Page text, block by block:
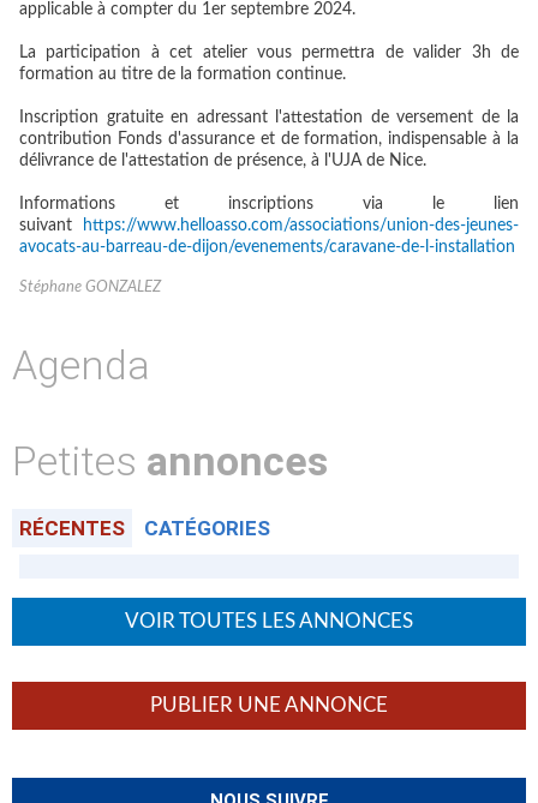
applicable à compter du 1er septembre 2024.
La participation à cet atelier vous permettra de valider 3h de
formation au titre de la formation continue.
Inscription gratuite en adressant l'attestation de versement de la
contribution Fonds d'assurance et de formation, indispensable à la
délivrance de l'attestation de présence, à l'UJA de Nice.
Informations et inscriptions via le lien
suivant
https://www.helloasso.com/associations/union-des-jeunes-
avocats-au-barreau-de-dijon/evenements/caravane-de-l-installation
Stéphane GONZALEZ
Agenda
Petites annonces
RÉCENTES CATÉGORIES
VOIR TOUTES LES ANNONCES
PUBLIER UNE ANNONCE